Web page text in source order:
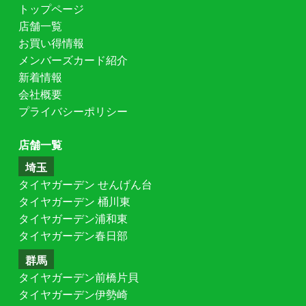
トップページ
店舗一覧
お買い得情報
メンバーズカード紹介
新着情報
会社概要
プライバシーポリシー
店舗一覧
埼玉
タイヤガーデン せんげん台
タイヤガーデン 桶川東
タイヤガーデン浦和東
タイヤガーデン春日部
群馬
タイヤガーデン前橋片貝
タイヤガーデン伊勢崎